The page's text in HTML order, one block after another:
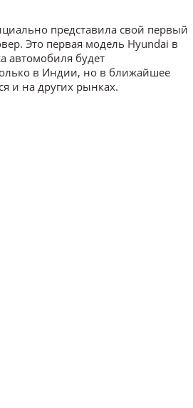
представила свой первый
Это первая модель Hyundai в
автомобиля будет
в Индии, но в ближайшее
и на других рынках.